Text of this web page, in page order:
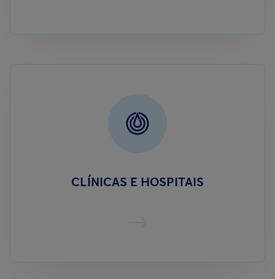
CLÍNICAS E HOSPITAIS